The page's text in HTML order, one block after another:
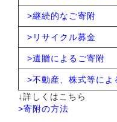
>継続的なご寄附
> リサイクル募金
>遺贈によるご寄附
>不動産、株式等によ
↓詳しくはこちら
>寄附の方法